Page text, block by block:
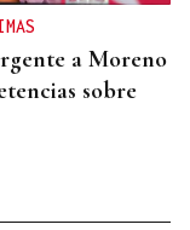
a Moreno
sobre